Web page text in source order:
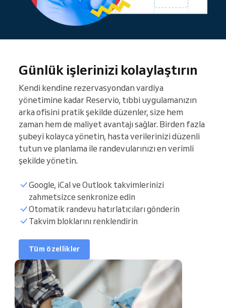
Hasta listesi
Günlük işlerinizi kolaylaştırın
Kendi kendine rezervasyondan vardiya
yönetimine kadar Reservio, tıbbi uygulamanızın
arka ofisini pratik şekilde düzenler, size hem
zaman hem de maliyet avantajı sağlar. Birden fazla
şubeyi kolayca yönetin, hasta verilerinizi düzenli
tutun ve planlama ile randevularınızı en verimli
şekilde yönetin.
Google, iCal ve Outlook takvimlerinizi
zahmetsizce senkronize edin
Otomatik randevu hatırlatıcıları gönderin
Takvim bloklarını renklendirin
Tüm özellikler